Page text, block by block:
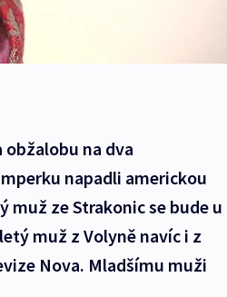
na dva
napadli americkou
ze Strakonic se bude u
muž z Volyně navíc i z
Nova. Mladšímu muži